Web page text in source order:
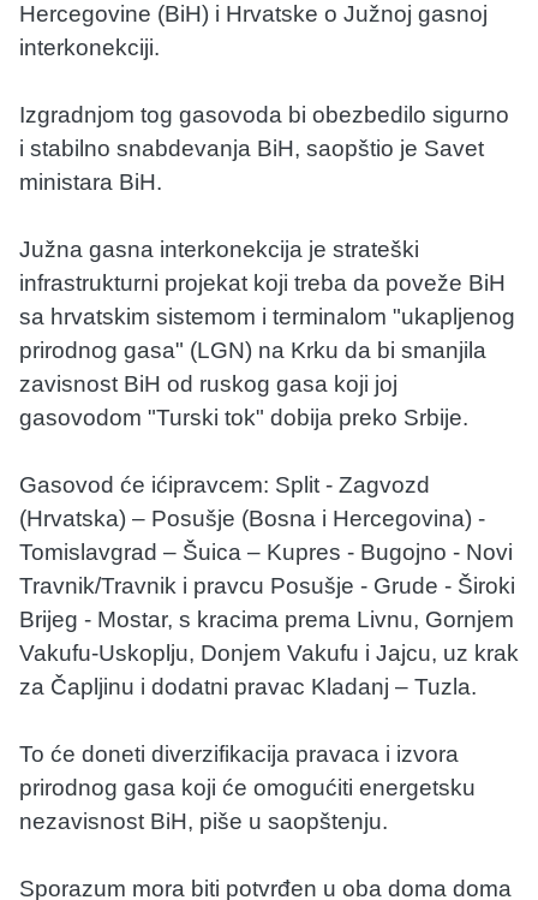
Hercegovine (BiH) i Hrvatske o Južnoj gasnoj
interkonekciji.
Izgradnjom tog gasovoda bi obezbedilo sigurno
i stabilno snabdevanja BiH, saopštio je Savet
ministara BiH.
Južna gasna interkonekcija je strateški
infrastrukturni projekat koji treba da poveže BiH
sa hrvatskim sistemom i terminalom "ukapljenog
prirodnog gasa" (LGN) na Krku da bi smanjila
zavisnost BiH od ruskog gasa koji joj
gasovodom "Turski tok" dobija preko Srbije.
Gasovod će ićipravcem: Split - Zagvozd
(Hrvatska) – Posušje (Bosna i Hercegovina) -
Tomislavgrad – Šuica – Kupres - Bugojno - Novi
Travnik/Travnik i pravcu Posušje - Grude - Široki
Brijeg - Mostar, s kracima prema Livnu, Gornjem
Vakufu-Uskoplju, Donjem Vakufu i Jajcu, uz krak
za Čapljinu i dodatni pravac Kladanj – Tuzla.
To će doneti diverzifikacija pravaca i izvora
prirodnog gasa koji će omogućiti energetsku
nezavisnost BiH, piše u saopštenju.
Sporazum mora biti potvrđen u oba doma doma